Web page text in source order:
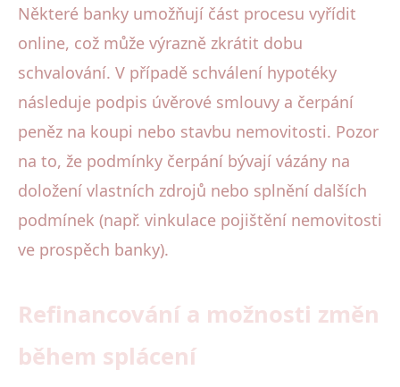
Některé banky umožňují část procesu vyřídit
online, což může výrazně zkrátit dobu
schvalování. V případě schválení hypotéky
následuje podpis úvěrové smlouvy a čerpání
peněz na koupi nebo stavbu nemovitosti. Pozor
na to, že podmínky čerpání bývají vázány na
doložení vlastních zdrojů nebo splnění dalších
podmínek (např. vinkulace pojištění nemovitosti
ve prospěch banky).
Refinancování a možnosti změn
během splácení